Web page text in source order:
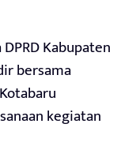
Kabupaten
bersama
kegiatan